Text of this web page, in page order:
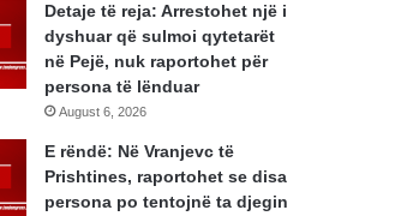
Detaje të reja: Arrestohet një i
dyshuar që sulmoi qytetarët
në Pejë, nuk raportohet për
persona të lënduar
August 6, 2026
E rëndë: Në Vranjevc të
Prishtines, raportohet se disa
persona po tentojnë ta djegin